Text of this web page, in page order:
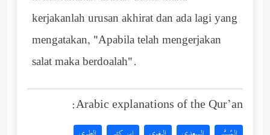
kerjakanlah urusan akhirat dan ada lagi yang
mengatakan, "Apabila telah mengerjakan
salat maka berdoalah".
Arabic explanations of the Qur’an: